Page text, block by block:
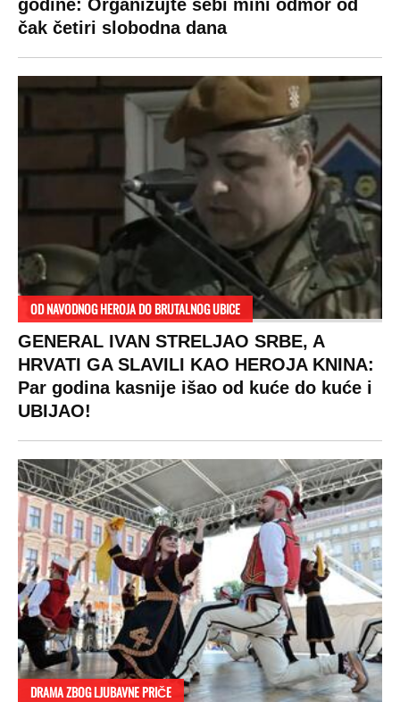
godine: Organizujte sebi mini odmor od
čak četiri slobodna dana
OD NAVODNOG HEROJA DO BRUTALNOG UBICE
GENERAL IVAN STRELJAO SRBE, A
HRVATI GA SLAVILI KAO HEROJA KNINA:
Par godina kasnije išao od kuće do kuće i
UBIJAO!
DRAMA ZBOG LJUBAVNE PRIČE